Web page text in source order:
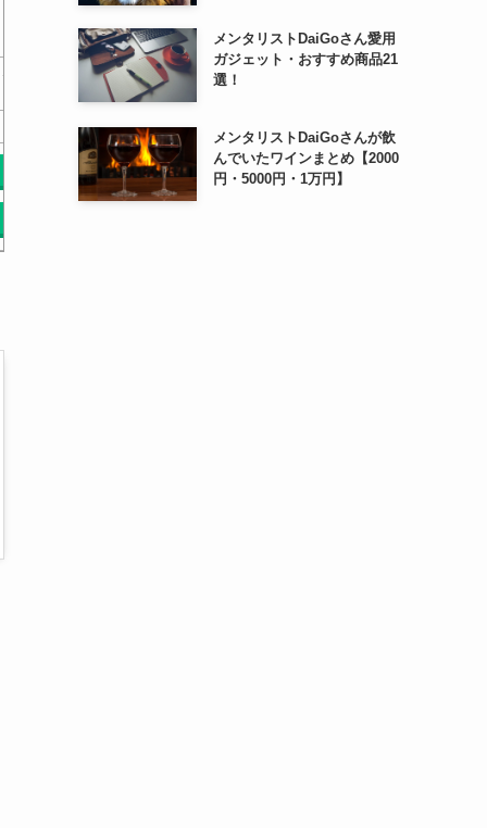
世界でいちばん素敵な宇宙の
教室 (世界でいちばん…
￥0
Amazonで探す Amazonで探す
メンタリストDaiGoさん愛用
ガジェット・おすすめ商品21
選！
メンタリストDaiGoさんが飲
んでいたワインまとめ【2000
円・5000円・1万円】